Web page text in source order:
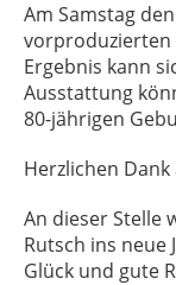
Am Samstag
vorproduzierten
Ergebnis kann
Ausstattung
80-jährigen
Herzlichen
An dieser Stelle
Rutsch ins neue
Glück und gute